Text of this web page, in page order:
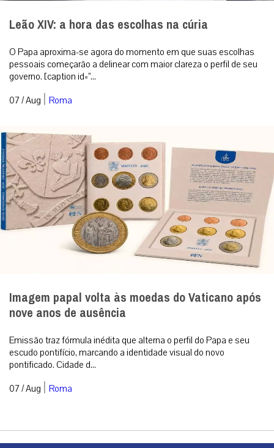
Leão XIV: a hora das escolhas na cúria
O Papa aproxima-se agora do momento em que suas escolhas
pessoais começarão a delinear com maior clareza o perfil de seu
governo. [caption id=”...
07 / Aug | Roma
Imagem papal volta às moedas do Vaticano após
nove anos de ausência
Emissão traz fórmula inédita que alterna o perfil do Papa e seu
escudo pontifício, marcando a identidade visual do novo
pontificado. Cidade d...
07 / Aug | Roma